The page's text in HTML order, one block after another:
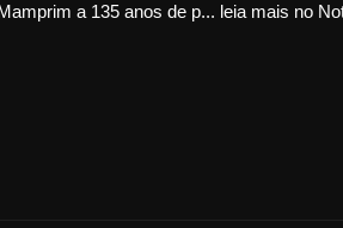
a 135 anos de p... leia mais no